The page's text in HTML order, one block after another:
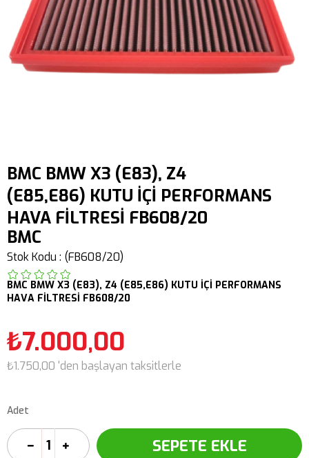
BMC BMW X3 (E83), Z4
(E85,E86) KUTU İÇİ PERFORMANS
HAVA FİLTRESİ FB608/20
BMC
Stok Kodu (FB608/20)
BMC BMW X3 (E83), Z4 (E85,E86) KUTU İÇİ PERFORMANS
HAVA FİLTRESİ FB608/20
₺7.000,00
₺1.750,00 'den başlayan taksitlerle
Adet